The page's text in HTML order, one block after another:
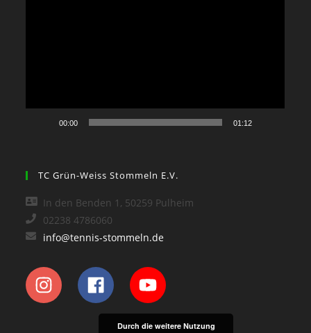
00:00 01:12
TC Grün-Weiss Stommeln E.V.
In den Benden 1, 50259 Pulheim
02238 4786060
info@tennis-stommeln.de
Durch die weitere Nutzung